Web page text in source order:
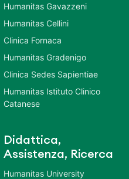
Humanitas Gavazzeni
Humanitas Cellini
Clinica Fornaca
Humanitas Gradenigo
Clinica Sedes Sapientiae
Humanitas Istituto Clinico
Catanese
Didattica,
Assistenza, Ricerca
Humanitas University